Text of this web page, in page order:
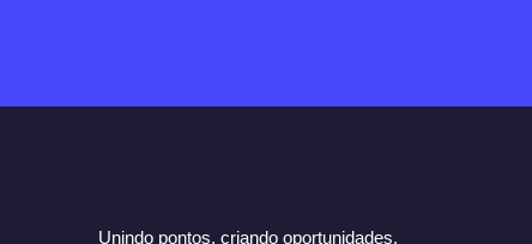
Unindo pontos, criando oportunidades.